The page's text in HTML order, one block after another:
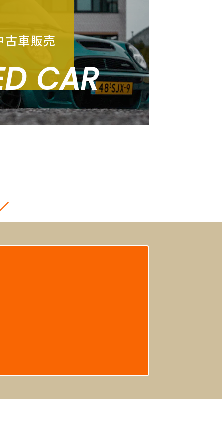
古車販売
CAR